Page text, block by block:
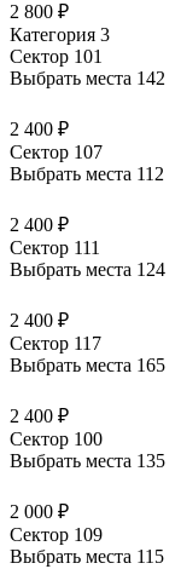
2 800 ₽
Категория 3
Сектор 101
Выбрать места 142
2 400 ₽
Сектор 107
Выбрать места 112
2 400 ₽
Сектор 111
Выбрать места 124
2 400 ₽
Сектор 117
Выбрать места 165
2 400 ₽
Сектор 100
Выбрать места 135
2 000 ₽
Сектор 109
Выбрать места 115